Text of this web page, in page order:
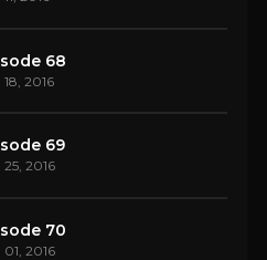
68
18, 2016
69
25, 2016
70
01, 2016